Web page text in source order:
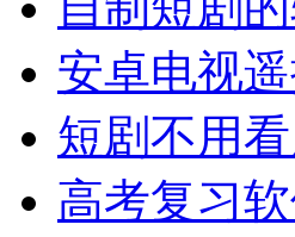
安卓电视
短剧不用
高考复习